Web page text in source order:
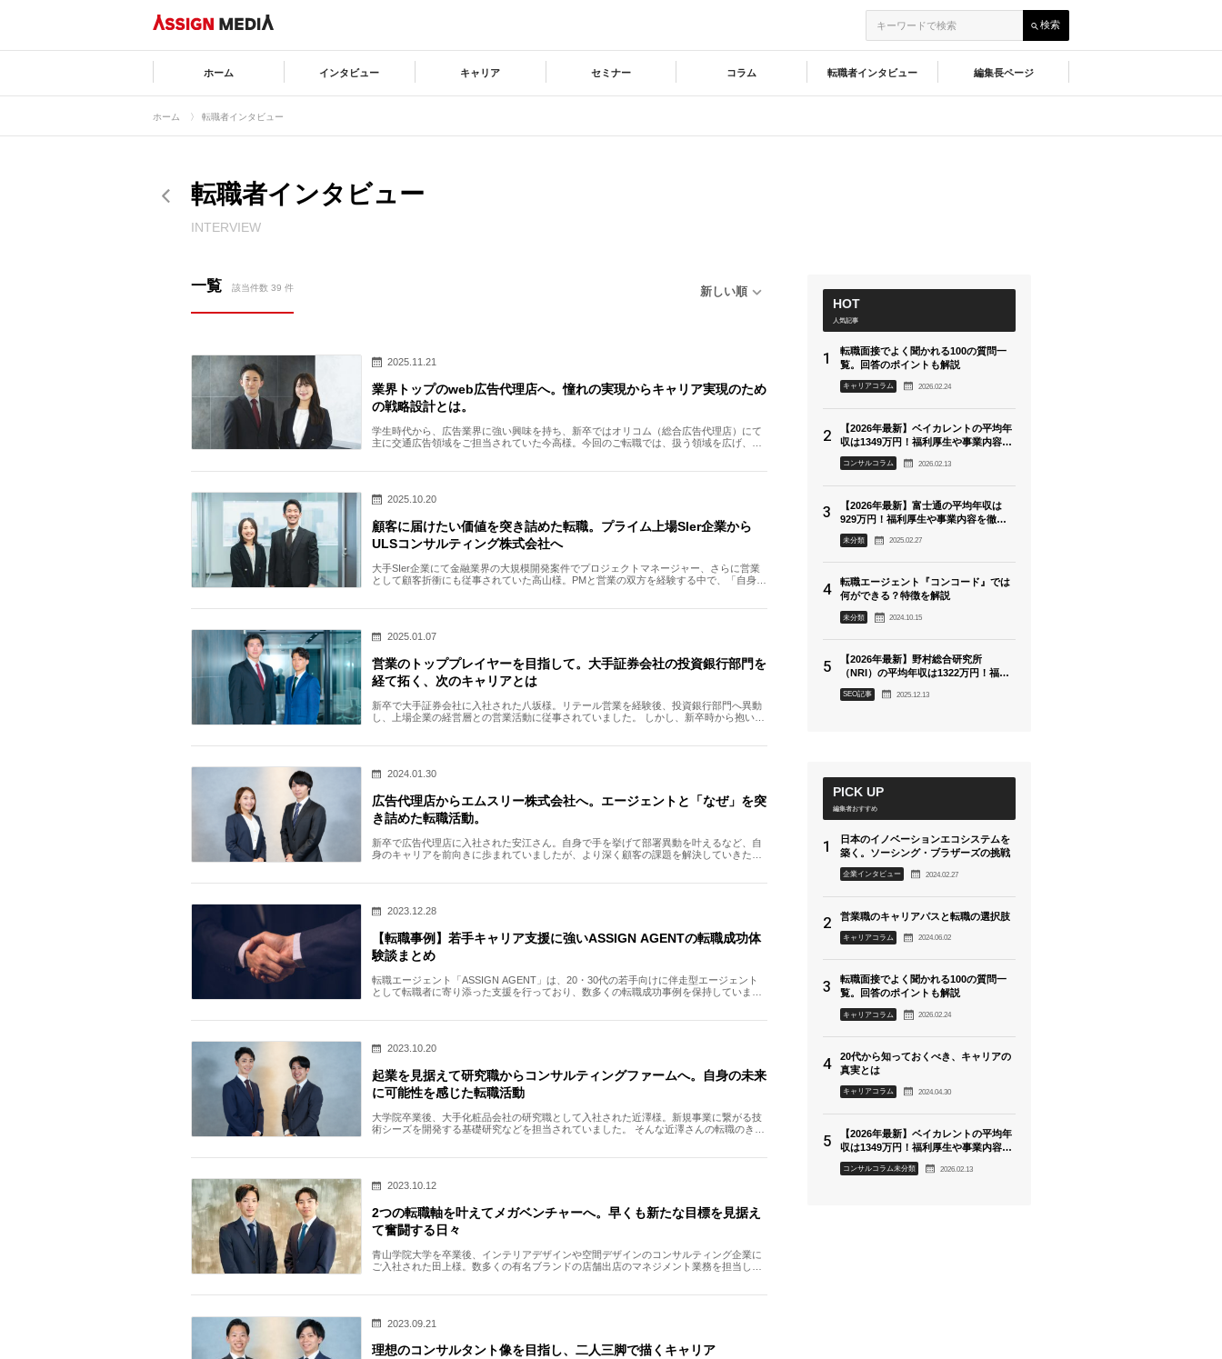
検索
ホーム インタビュー キャリア セミナー コラム 転職者インタビュー 編集長ページ
ホーム 〉 転職者インタビュー
転職者インタビュー
INTERVIEW
一覧 該当件数 39 件 新しい順
2025.11.21
業界トップのweb広告代理店へ。憧れの実現からキャリア実現のため
の戦略設計とは。
学生時代から、広告業界に強い興味を持ち、新卒ではオリコム（総合広告代理店）にて
主に交通広告領域をご担当されていた今高様。今回のご転職では、扱う領域を広げ、よ
2025.10.20
顧客に届けたい価値を突き詰めた転職。プライム上場SIer企業から
ULSコンサルティング株式会社へ
大手SIer企業にて金融業界の大規模開発案件でプロジェクトマネージャー、さらに営業
として顧客折衝にも従事されていた高山様。PMと営業の双方を経験する中で、「自身が
2025.01.07
営業のトッププレイヤーを目指して。大手証券会社の投資銀行部門を
経て拓く、次のキャリアとは
新卒で大手証券会社に入社された八坂様。リテール営業を経験後、投資銀行部門へ異動
し、上場企業の経営層との営業活動に従事されていました。 しかし、新卒時から抱いて
2024.01.30
広告代理店からエムスリー株式会社へ。エージェントと「なぜ」を突
き詰めた転職活動。
新卒で広告代理店に入社された安江さん。自身で手を挙げて部署異動を叶えるなど、自
身のキャリアを前向きに歩まれていましたが、より深く顧客の課題を解決していきたい
2023.12.28
【転職事例】若手キャリア支援に強いASSIGN AGENTの転職成功体
験談まとめ
転職エージェント「ASSIGN AGENT」は、20・30代の若手向けに伴走型エージェント
として転職者に寄り添った支援を行っており、数多くの転職成功事例を保持していま
2023.10.20
起業を見据えて研究職からコンサルティングファームへ。自身の未来
に可能性を感じた転職活動
大学院卒業後、大手化粧品会社の研究職として入社された近澤様。新規事業に繋がる技
術シーズを開発する基礎研究などを担当されていました。 そんな近澤さんの転職のきっ
2023.10.12
2つの転職軸を叶えてメガベンチャーへ。早くも新たな目標を見据え
て奮闘する日々
青山学院大学を卒業後、インテリアデザインや空間デザインのコンサルティング企業に
ご入社された田上様。数多くの有名ブランドの店舗出店のマネジメント業務を担当して
2023.09.21
理想のコンサルタント像を目指し、二人三脚で描くキャリア
HOT
人気記事
転職面接でよく聞かれる100の質問一
覧。回答のポイントも解説
キャリアコラム 2026.02.24
【2026年最新】ベイカレントの平均年
収は1349万円！福利厚生や事業内容も
徹底解説
コンサルコラム 2026.02.13
【2026年最新】富士通の平均年収は
929万円！福利厚生や事業内容を徹底
解説
未分類 2025.02.27
転職エージェント『コンコード』では
何ができる？特徴を解説
未分類 2024.10.15
【2026年最新】野村総合研究所
（NRI）の平均年収は1322万円！福利
厚生や事業内容を徹底解説
SEO記事 2025.12.13
PICK UP
編集者おすすめ
日本のイノベーションエコシステムを
築く。ソーシング・ブラザーズの挑戦
企業インタビュー 2024.02.27
営業職のキャリアパスと転職の選択肢
キャリアコラム 2024.06.02
20代から知っておくべき、キャリアの
真実とは
キャリアコラム 2024.04.30
転職面接でよく聞かれる100の質問一
覧。回答のポイントも解説
キャリアコラム 2026.02.24
【2026年最新】ベイカレントの平均年
収は1349万円！福利厚生や事業内容も
徹底解説
コンサルコラム未分類 2026.02.13